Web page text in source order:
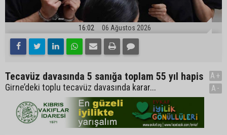
16:02 06 Ağustos 2026
Tecavüz davasında 5 sanığa toplam 55 yıl hapis
Girne’deki toplu tecavüz davasında karar...
A+
A-